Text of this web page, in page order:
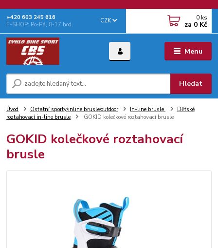
Menu
CZK
Hledat
+‭420 603 245 616‬
E-SHOP: Po-Pá, 8-17 hod.
0 ks
za 0 Kč
Úvod Ostatní sporty/inline brusle/outdoor In-line brusle
Dětské
roztahovací in-line brusle
GOKID kolečkové roztahovací brusle
GOKID kolečkové roztahovací
brusle